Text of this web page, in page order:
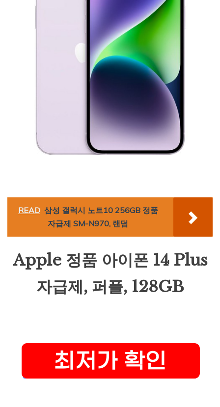
READ 삼성 갤럭시 노트10 256GB 정품
자급제 SM-N970, 랜덤
Apple 정품 아이폰 14 Plus
자급제, 퍼플, 128GB